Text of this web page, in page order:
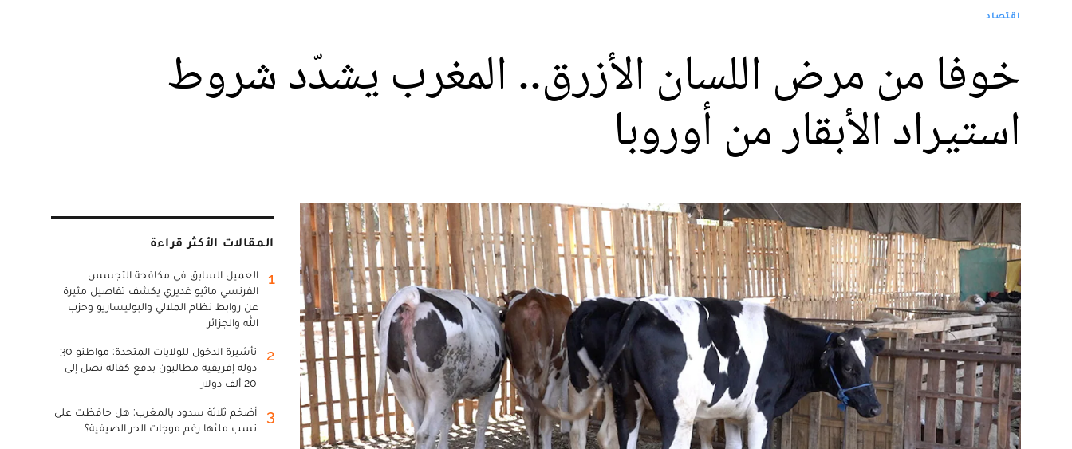
اقتصاد
خوفا من مرض اللسان الأزرق.. المغرب يشدّد شروط
استيراد الأبقار من أوروبا
المقالات الأكثر قراءة
1
العميل السابق في مكافحة التجسس
الفرنسي ماثيو غديري يكشف تفاصيل مثيرة
عن روابط نظام الملالي والبوليساريو وحزب
الله والجزائر
2
تأشيرة الدخول للولايات المتحدة: مواطنو 30
دولة إفريقية مطالبون بدفع كفالة تصل إلى
20 ألف دولار
3
أضخم ثلاثة سدود بالمغرب: هل حافظت على
نسب ملئها رغم موجات الحر الصيفية؟